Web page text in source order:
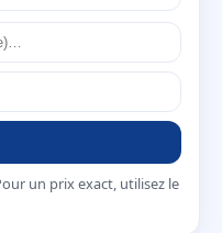
un prix exact, utilisez le